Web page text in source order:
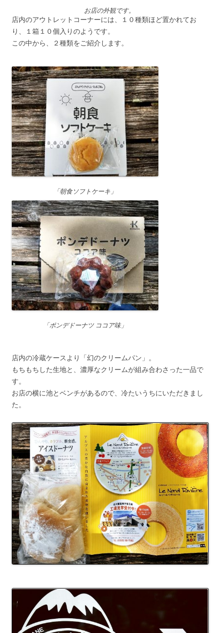
お店の外観です。
店内のアウトレットコーナーには、１０種類ほど置かれてお
り、１箱１０個入りのようです。
この中から、２種類をご紹介します。
「朝食ソフトケーキ」
「ポンデドーナツ ココア味」
店内の冷蔵ケースより「幻のクリームパン」。
もちもちした生地と、濃厚なクリームが組み合わさった一品で
す。
お店の横に池とベンチがあるので、冷たいうちにいただきまし
た。